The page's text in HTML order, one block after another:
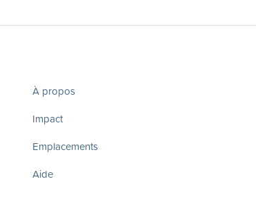
À propos
Impact
Emplacements
Aide